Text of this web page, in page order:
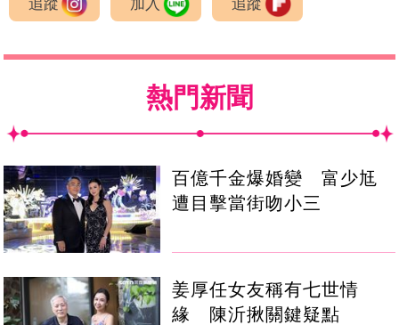
追蹤 加入 追蹤
熱門新聞
百億千金爆婚變 富少尪
遭目擊當街吻小三
姜厚任女友稱有七世情
緣 陳沂揪關鍵疑點